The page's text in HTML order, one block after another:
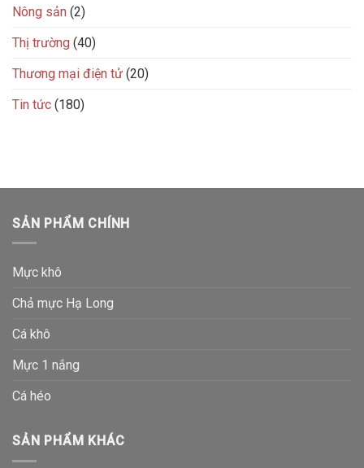
Nông sản (2)
Thị trường (40)
Thương mại điện tử (20)
Tin tức (180)
SẢN PHẨM CHÍNH
Mực khô
Chả mực Hạ Long
Cá khô
Mực 1 nắng
Cá héo
SẢN PHẨM KHÁC